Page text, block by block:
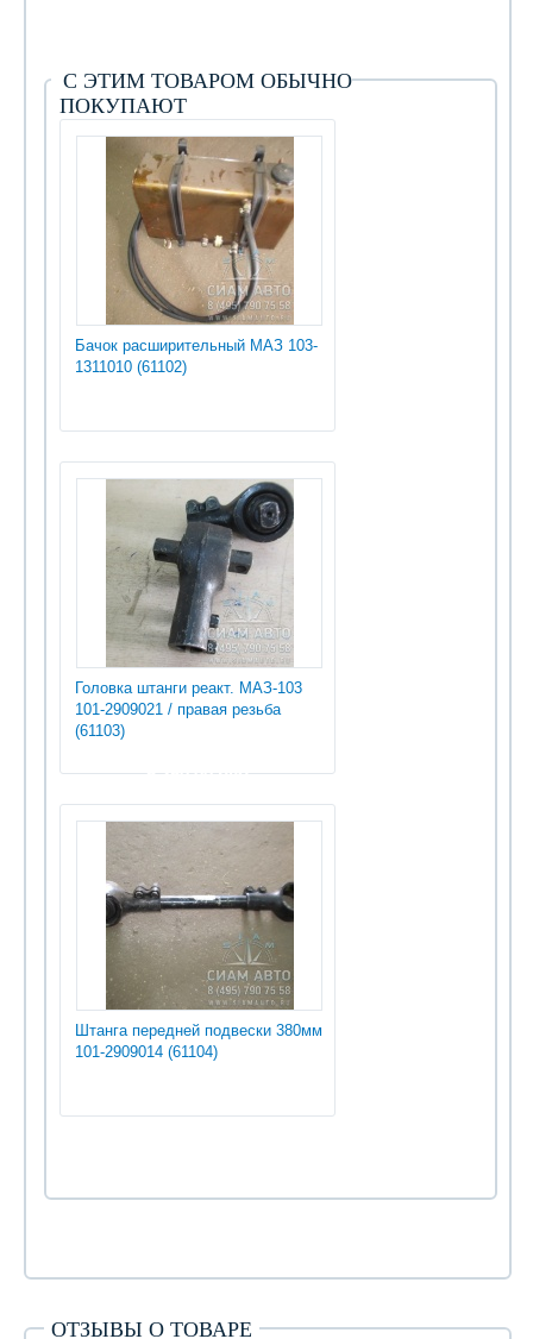
С ЭТИМ ТОВАРОМ ОБЫЧНО
ПОКУПАЮТ
Бачок расширительный МАЗ 103-
1311010 (61102)
Головка штанги реакт. МАЗ-103
101-2909021 / правая резьба
(61103)
5 250.00 руб
Штанга передней подвески 380мм
101-2909014 (61104)
ОТЗЫВЫ О ТОВАРЕ